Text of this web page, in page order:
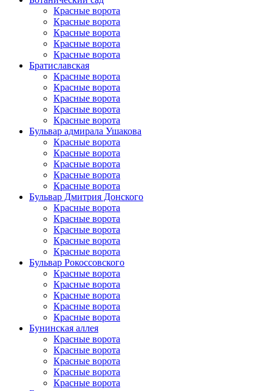
Красные ворота
Красные ворота
Красные ворота
Красные ворота
Красные ворота
Братиславская
Красные ворота
Красные ворота
Красные ворота
Красные ворота
Красные ворота
Бульвар адмирала Ушакова
Красные ворота
Красные ворота
Красные ворота
Красные ворота
Красные ворота
Бульвар Дмитрия Донского
Красные ворота
Красные ворота
Красные ворота
Красные ворота
Красные ворота
Бульвар Рокоссовского
Красные ворота
Красные ворота
Красные ворота
Красные ворота
Красные ворота
Бунинская аллея
Красные ворота
Красные ворота
Красные ворота
Красные ворота
Красные ворота